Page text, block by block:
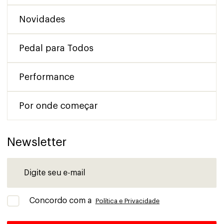
Novidades
Pedal para Todos
Performance
Por onde começar
Newsletter
Concordo com a Política e Privacidade